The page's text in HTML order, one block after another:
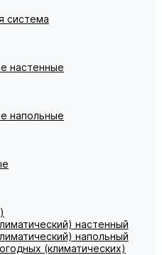
система
настенные
напольные
настенный
напольный
(климатических)